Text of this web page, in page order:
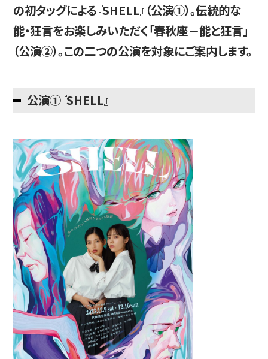
日本 English 한국어
通信教育部
藝術学舎（公開講座）
の初タッグによる『SHELL』（公演①）。伝統的な
能・狂言をお楽しみいただく「春秋座－能と狂言」
（公演②）。この二つの公演を対象にご案内します。
公演①『SHELL』